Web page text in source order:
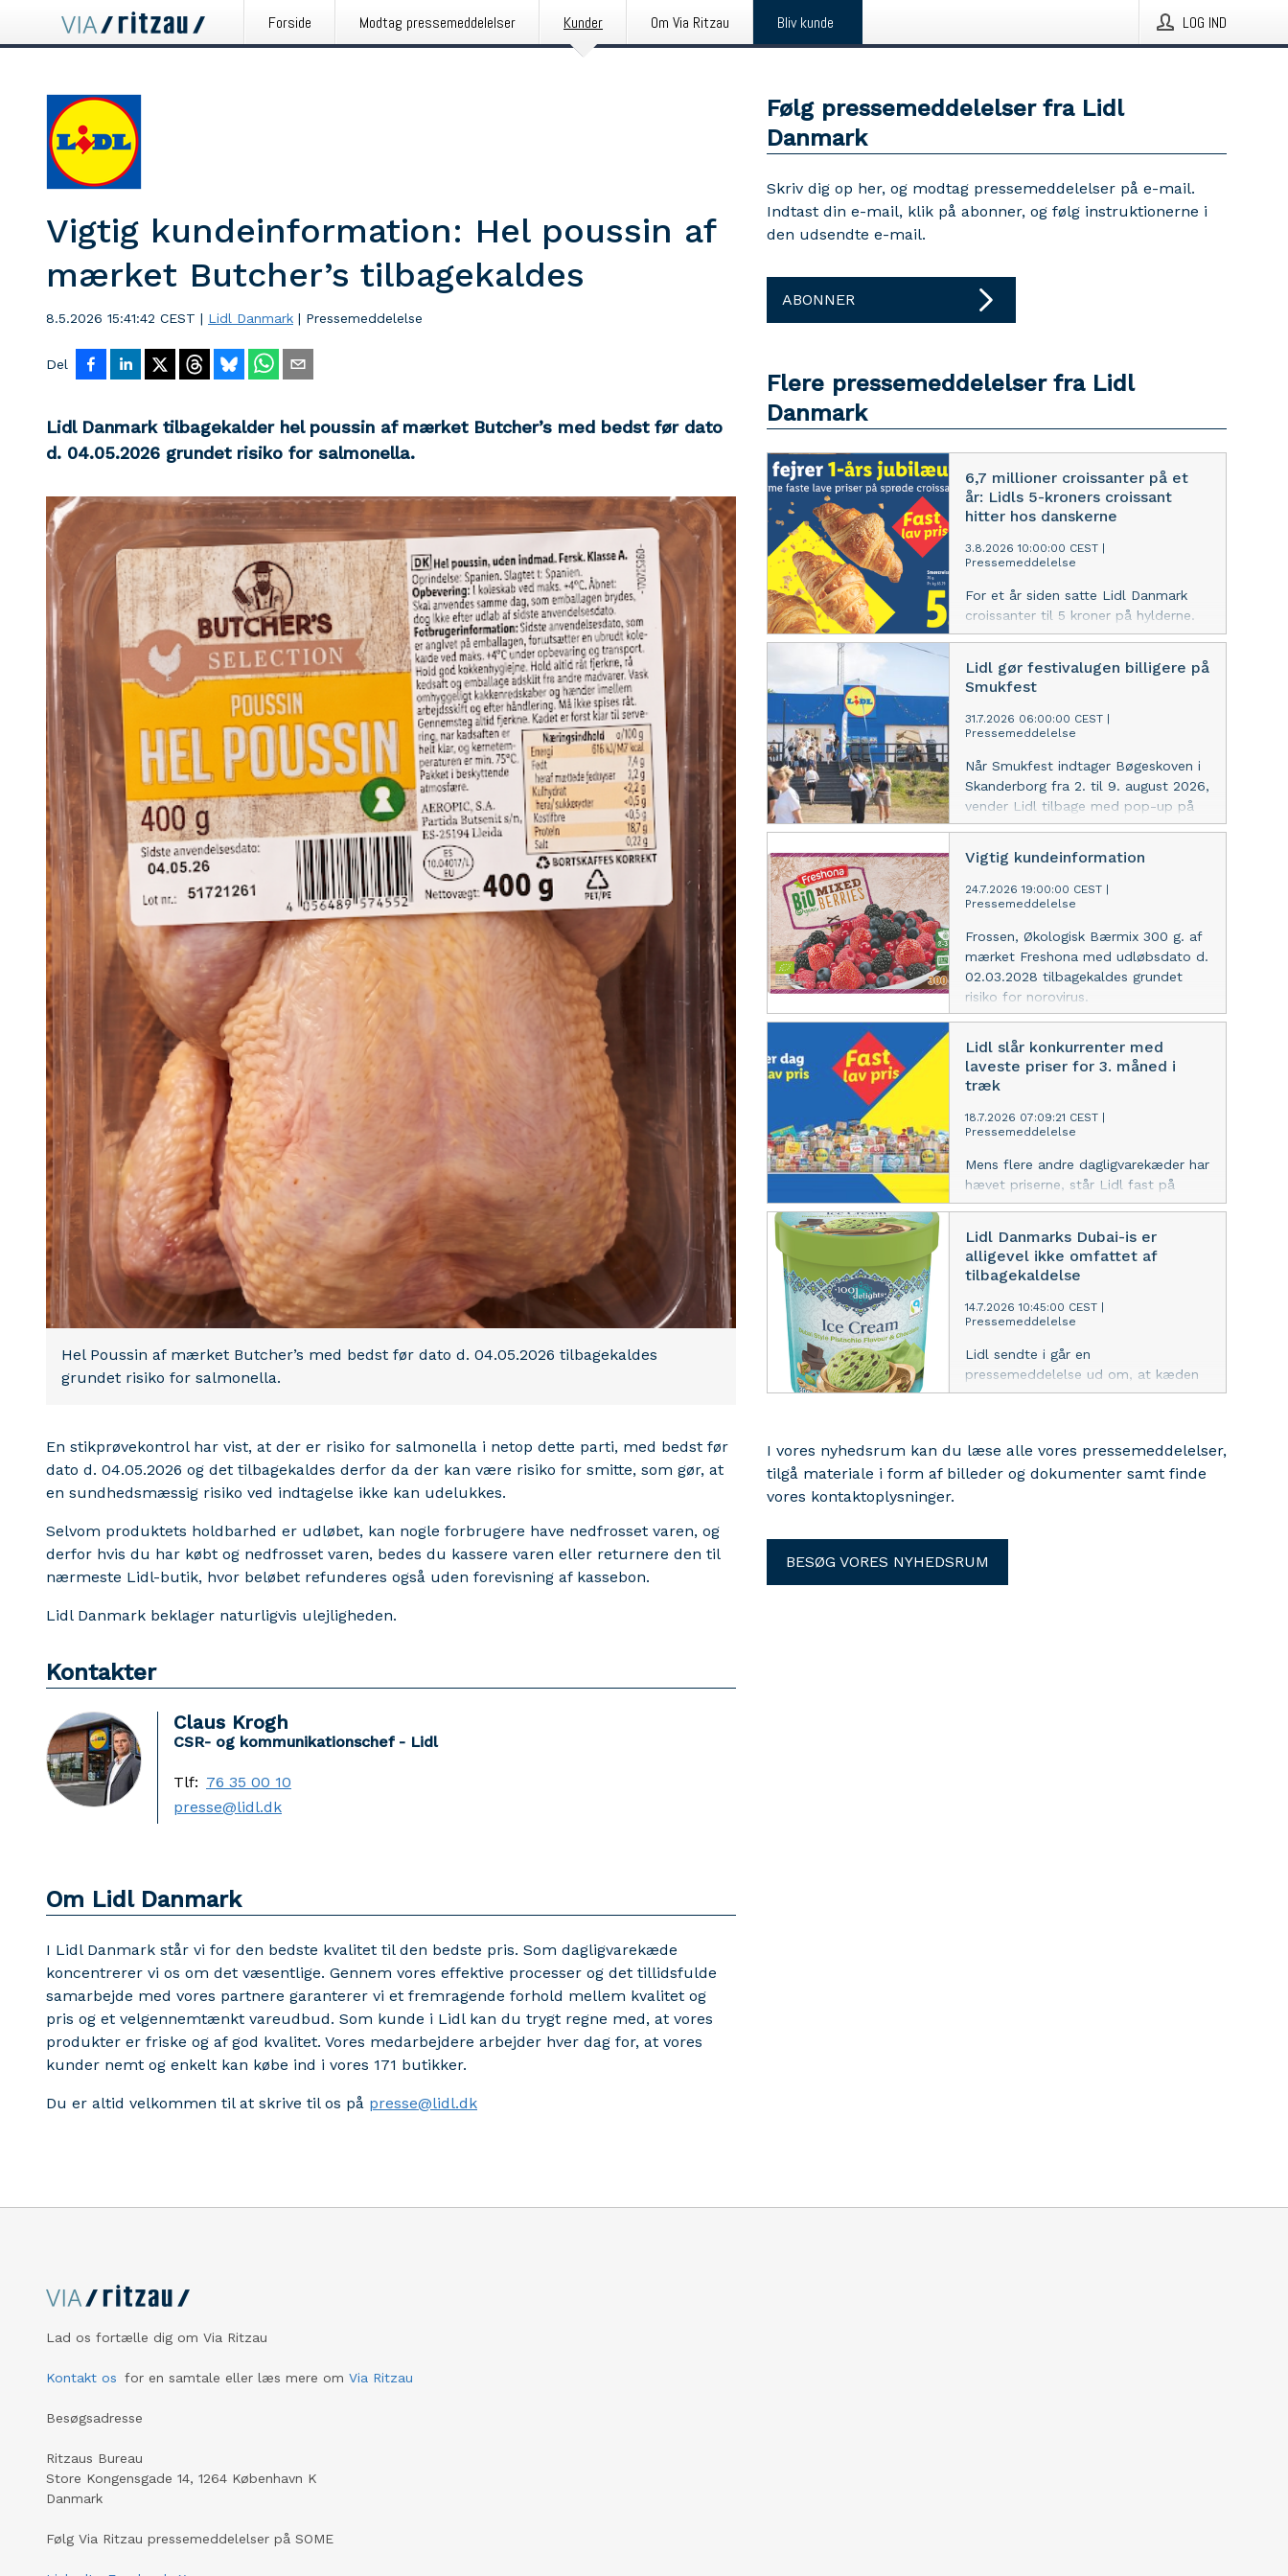
Forside Modtag pressemeddelelser Kunder Om Via Ritzau Bliv kunde LOG IND
Vigtig kundeinformation: Hel poussin af
mærket Butcher’s tilbagekaldes
8.5.2026 15:41:42 CEST | Lidl Danmark | Pressemeddelelse
Del
Lidl Danmark tilbagekalder hel poussin af mærket Butcher’s med bedst før dato
d. 04.05.2026 grundet risiko for salmonella.
Hel Poussin af mærket Butcher’s med bedst før dato d. 04.05.2026 tilbagekaldes
grundet risiko for salmonella.
En stikprøvekontrol har vist, at der er risiko for salmonella i netop dette parti, med bedst før
dato d. 04.05.2026 og det tilbagekaldes derfor da der kan være risiko for smitte, som gør, at
en sundhedsmæssig risiko ved indtagelse ikke kan udelukkes.
Selvom produktets holdbarhed er udløbet, kan nogle forbrugere have nedfrosset varen, og
derfor hvis du har købt og nedfrosset varen, bedes du kassere varen eller returnere den til
nærmeste Lidl-butik, hvor beløbet refunderes også uden forevisning af kassebon.
Lidl Danmark beklager naturligvis ulejligheden.
Kontakter
Claus Krogh
CSR- og kommunikationschef - Lidl
Tlf: 76 35 00 10
presse@lidl.dk
Om Lidl Danmark
I Lidl Danmark står vi for den bedste kvalitet til den bedste pris. Som dagligvarekæde
koncentrerer vi os om det væsentlige. Gennem vores effektive processer og det tillidsfulde
samarbejde med vores partnere garanterer vi et fremragende forhold mellem kvalitet og
pris og et velgennemtænkt vareudbud. Som kunde i Lidl kan du trygt regne med, at vores
produkter er friske og af god kvalitet. Vores medarbejdere arbejder hver dag for, at vores
kunder nemt og enkelt kan købe ind i vores 171 butikker.
Du er altid velkommen til at skrive til os på presse@lidl.dk
Følg pressemeddelelser fra Lidl
Danmark
Skriv dig op her, og modtag pressemeddelelser på e-mail.
Indtast din e-mail, klik på abonner, og følg instruktionerne i
den udsendte e-mail.
ABONNER
Flere pressemeddelelser fra Lidl
Danmark
6,7 millioner croissanter på et
år: Lidls 5-kroners croissant
hitter hos danskerne
3.8.2026 10:00:00 CEST
Pressemeddelelse
For et år siden satte Lidl Danmark
croissanter til 5 kroner på hylderne.
Siden har danskerne købt 6,7
som i dag er blandt de mest
populære varer i Lidls bake off-
sortiment.
Lidl gør festivalugen billigere på
Smukfest
31.7.2026 06:00:00 CEST
Pressemeddelelse
Når Smukfest indtager Bøgeskoven i
Skanderborg fra 2. til 9. august 2026,
vender Lidl tilbage med pop-up på
KærligHeden og frugtboder på
festivalpriser vil Lidl og Smukfest
gøre det nemmere at få
festivalbudgettet til at række hele
Vigtig kundeinformation
24.7.2026 19:00:00 CEST
Pressemeddelelse
Frossen, Økologisk Bærmix 300 g. af
mærket Freshona med udløbsdato d.
02.03.2028 tilbagekaldes grundet
risiko for norovirus.
Lidl slår konkurrenter med
laveste priser for 3. måned i
træk
18.7.2026 07:09:21 CEST
Pressemeddelelse
Mens flere andre dagligvarekæder har
hævet priserne, står Lidl fast på
deres faste lave priser. Dermed har
Madprisluppen, hvor de er billigst for
tredje måned i træk.
Lidl Danmarks Dubai-is er
alligevel ikke omfattet af
tilbagekaldelse
14.7.2026 10:45:00 CEST
Pressemeddelelse
Lidl sendte i går en
pressemeddelelse ud om, at kæden
tilbagekaldte 1001 Delights Dubai
udeklarerede cashewnødder.
I vores nyhedsrum kan du læse alle vores pressemeddelelser,
tilgå materiale i form af billeder og dokumenter samt finde
vores kontaktoplysninger.
BESØG VORES NYHEDSRUM
Lad os fortælle dig om Via Ritzau
Kontakt os for en samtale eller læs mere om Via Ritzau
Besøgsadresse
Ritzaus Bureau
Store Kongensgade 14, 1264 København K
Danmark
Følg Via Ritzau pressemeddelelser på SOME